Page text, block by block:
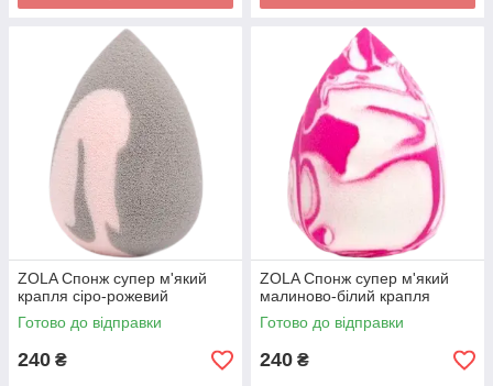
ZOLA Спонж супер м'який
крапля сіро-рожевий
Готово до відправки
240 ₴
ZOLA Спонж супер м'який
малиново-білий крапля
Готово до відправки
240 ₴